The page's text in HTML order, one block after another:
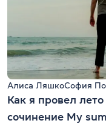
Алиса ЛяшкоСофия
Как я провел
сочинение My